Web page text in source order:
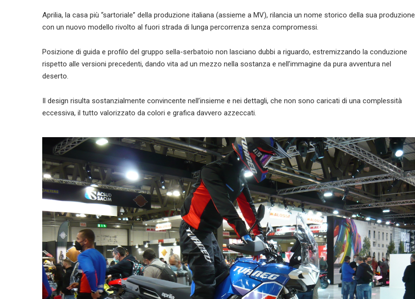
Aprilia, la casa più “sartoriale” della produzione italiana (assieme a MV), rilancia un nome storico della sua produzione
con un nuovo modello rivolto al fuori strada di lunga percorrenza senza compromessi.
Posizione di guida e profilo del gruppo sella-serbatoio non lasciano dubbi a riguardo, estremizzando la conduzione
rispetto alle versioni precedenti, dando vita ad un mezzo nella sostanza e nellʼimmagine da pura avventura nel
deserto.
Il design risulta sostanzialmente convincente nellʼinsieme e nei dettagli, che non sono caricati di una complessità
eccessiva, il tutto valorizzato da colori e grafica davvero azzeccati.